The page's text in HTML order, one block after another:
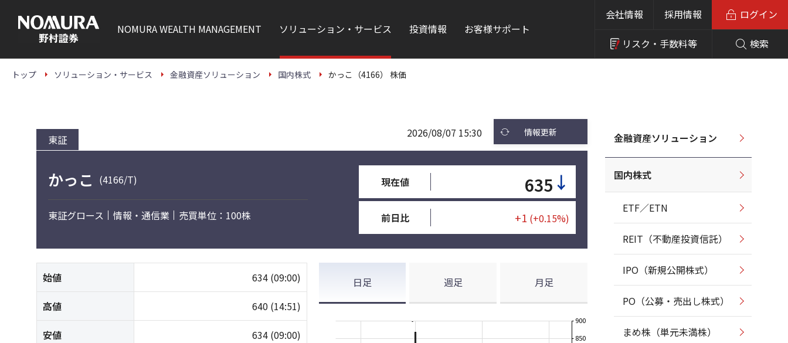
本
NOMURAWEALTH MANAGEMENT ソリューション・サービス 投資情報 お客様サポート
会社情報 採用情報
リスク・ 手数料等 検索
ログイン
トップ ソリューション・サービス 金融資産ソリューション 国内株式 かっこ（4166） 株価
東証 2026/08/07 15:30 情報更新
かっこ (4166/T)
東証グロース 情報・通信業 売買単位：100株
現在値 635 ↓
前日比 +1 (+0.15%)
始値 634 (09:00)
高値 640 (14:51)
安値 634 (09:00)
日足 週足 月足
850
900
金融資産ソリューション
国内株式
ETF／ETN
REIT（不動産投資信託）
IPO（新規公開株式）
PO（公募・売出し株式）
まめ株（単元未満株）